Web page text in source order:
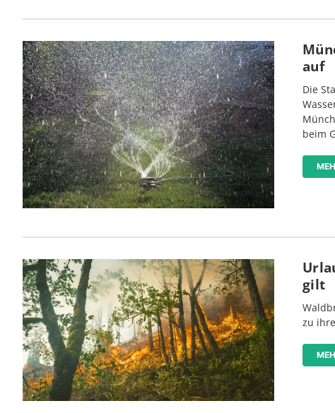
auf
Die
beim
gilt
zu